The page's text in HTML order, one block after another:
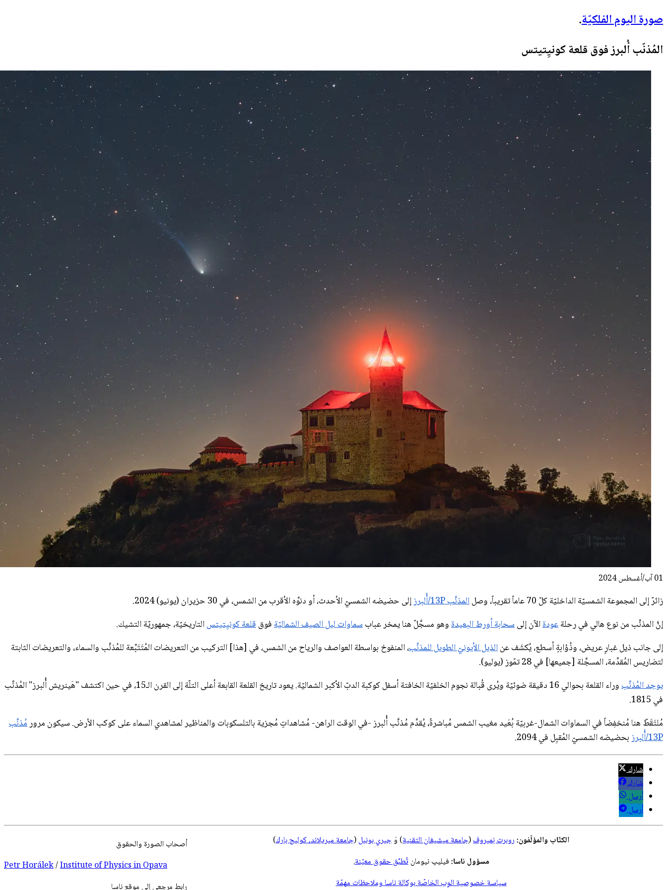
صورة اليوم الفلكيّة.
المُذنّب أُلبرز فوق قلعة كونيِتيتس
01 آب/أغسطس 2024
زائرٌ إلى المجموعة الشمسيّة الداخليّة كلّ 70 عاماً تقريباً، وصل المذنَّب 13P/أُلبرز
إلى حضيضه الشمسيّ الأحدث، أو دنوِّه الأقرب من الشمس، في 30 حزيران (يونيو) 2024.
إنَّ المذنَّب من نوع هالي في رحلةعودةالآن إلىسحابة أورط البعيدةوهو مسجَّلٌ هنا يمخر عبابسماوات ليل الصيف الشماليّةفوققلعة كونيِتيتسالتاريخيّة، جمهوريّة التشيك.
إلى جانب ذيل غبارٍ عريض، وذُؤابةٍ أسطع، يُكشَف عنالذيل الأيونيّ الطويل للمذنَّب، المنفوخ بواسطة العواصف والرياح من الشمس، في [هذا] التركيب من التعريضات المُتَتَبِّعة للمُذنَّب والسماء، والتعريضات الثابتة
لتضاريس المُقدِّمة، المسجَّلة [جميعها] في 28 تمّوز (يوليو).
يوجد المُذنَّب
وراء القلعة بحوالي 16 دقيقة ضوئيّة ويُرى قُبالة نجوم الخلفيّة الخافتة أسفل كوكبة الدبّ الأكبر الشماليّة. يعود تاريخ القلعة القابعة أعلى التلّة إلى القرن الـ15، في حين اكتشف "هَينريش أُلبرز" المُذنَّب
في 1815.
مُلتَقَطٌ هنا مُنخفِضاً في السماوات الشمال-غربيّة بُعَيد مغيب الشمس مُباشرةً، يُقدِّم مُذنَّب أُلبرز -في الوقت الراهن- مُشاهداتٍ مُجزية بالتلسكوبات والمناظير لمشاهدي السماء على كوكب اﻷرض. سيكون مرورمُذنَّب
13P/أُلبرز
بحضيضه الشمسيّ المُقبِل في 2094.
شارك
شارك
أرسل
أرسل
أصحاب الصورة والحقوق
Petr Horálek/Institute of Physics in Opava
رابط مرجعي إلى موقع ناسا
الكتّاب والمؤلّفون:روبرت نِميروف(جامعة ميشيغان التقنية) وَجيري بونيل(جامعة ميريلاند، كوليج بارك)
مسؤول ناسا:فيليپ نيومان تُطبَّق حقوق معيّنة.
سياسة خصوصية الوِب الخاصّة بوكالة ناسا وملاحظات مهمّة